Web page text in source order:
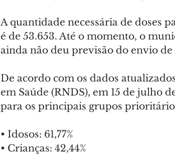
A quantidade necessária de doses
é de 53.653. Até o momento, o
ainda não deu previsão do envio de
De acordo com os dados
em Saúde (RNDS), em 15 de julho
para os principais grupos
• Idosos: 61,77%
• Crianças: 42,44%